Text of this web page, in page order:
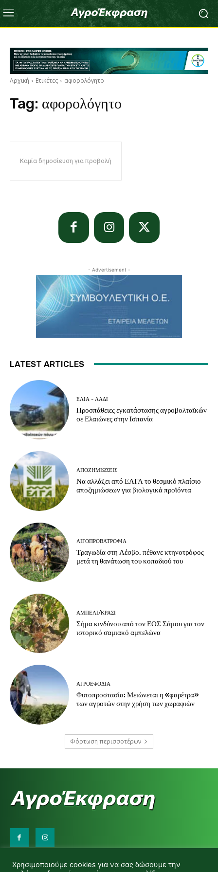
Αρχική Ετικέτες αφορολόγητο
Tag: αφορολόγητο
Καμία δημοσίευση για προβολή
- Advertisement -
LATEST ARTICLES
ΕΛΙΆ - ΛΆΔΙ
Προσπάθειες εγκατάστασης αγροβολταϊκών
σε Ελαιώνες στην Ισπανία
ΑΠΟΖΗΜΙΏΣΕΙΣ
Να αλλάξει από ΕΛΓΑ το θεσμικό πλαίσιο
αποζημιώσεων για βιολογικά προϊόντα
ΑΙΓΟΠΡΟΒΑΤΡΟΦΊΑ
Τραγωδία στη Λέσβο, πέθανε κτηνοτρόφος
μετά τη θανάτωση του κοπαδιού του
ΑΜΠΈΛΙ/ΚΡΑΣΊ
Σήμα κινδύνου από τον ΕΟΣ Σάμου για τον
ιστορικό σαμιακό αμπελώνα
ΑΓΡΟΕΦΌΔΙΑ
Φυτοπροστασία: Μειώνεται η «φαρέτρα»
των αγροτών στην χρήση των χωραφιών
Φόρτωση περισσοτέρων
d.makas@yahoo.gr
Χρησιμοποιούμε cookies για να σας δώσουμε την